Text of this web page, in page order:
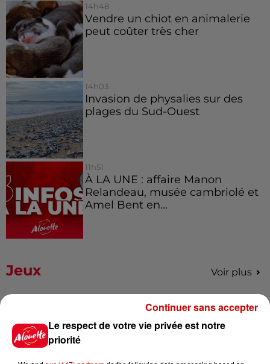
14h48
Vendre un chiot en animalerie
peut coûter très cher
14h03
Invasion de physalies sur des
plages du Sud-Ouest
11h51
À LA UNE : affaire Manon
Relandeau, musée cambriolé et
Amel Bent en...
Jeux Voir plus
Gagnez vos places pour le
Le respect de votre vie privée est notre
priorité
Continuer sans accepter